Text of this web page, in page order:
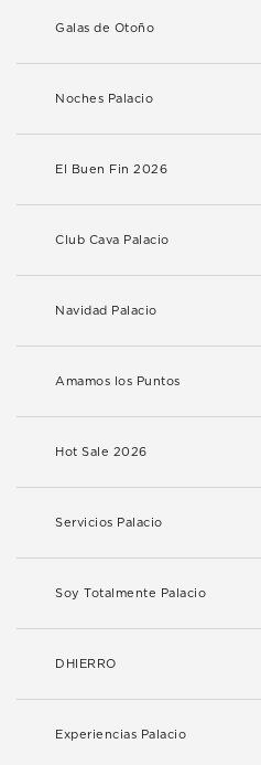
Galas de Otoño
Noches Palacio
El Buen Fin 2026
Club Cava Palacio
Navidad Palacio
Amamos los Puntos
Hot Sale 2026
Servicios Palacio
Soy Totalmente Palacio
DHIERRO
Experiencias Palacio